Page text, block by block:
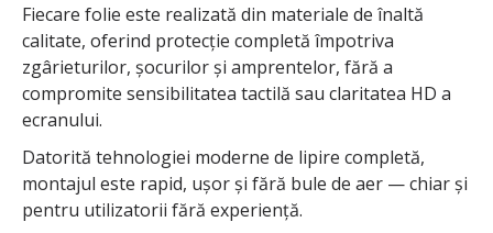
Fiecare folie este realizată din materiale de înaltă
calitate, oferind protecție completă împotriva
zgârieturilor, șocurilor și amprentelor, fără a
compromite sensibilitatea tactilă sau claritatea HD a
ecranului.
Datorită tehnologiei moderne de lipire completă,
montajul este rapid, ușor și fără bule de aer — chiar și
pentru utilizatorii fără experiență.